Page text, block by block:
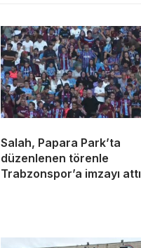
Salah, Papara Park’ta
düzenlenen törenle
Trabzonspor’a imzayı attı